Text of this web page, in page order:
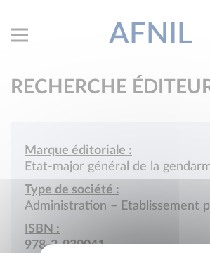
AFNIL
RECHERCHE
Marque éditoriale :
Etat-major général de la
Type de société :
Administration – Etablissement
ISBN :
978-2-930041